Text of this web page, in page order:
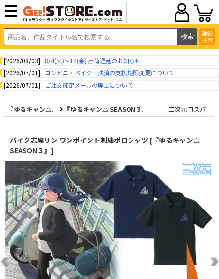
詳細
検索
[2026/08/03]
8/4(火)～14(金) 出荷遅延のお知らせ
[2026/07/01]
コンビニ・ペイジー決済の支払期限変更について
[2026/07/01]
ご注文確定メールの廃止について
『ゆるキャン△』 『ゆるキャン△ SEASON３』 二次元コスパ
バイク志摩リン ワンポイント刺繍ポロシャツ [『ゆるキャン△
SEASON３』]